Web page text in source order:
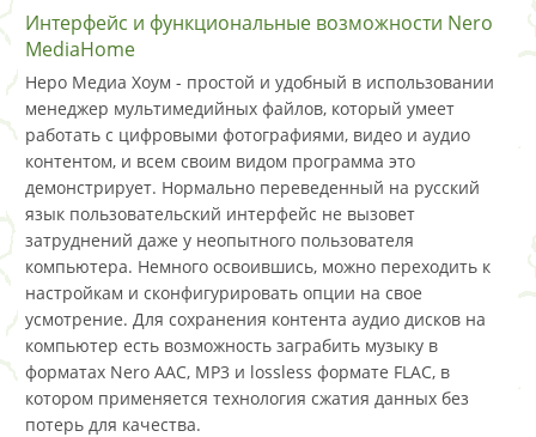
Интерфейс и функциональные возможности Nero
MediaHome
Неро Медиа Хоум - простой и удобный в использовании
менеджер мультимедийных файлов, который умеет
работать с цифровыми фотографиями, видео и аудио
контентом, и всем своим видом программа это
демонстрирует. Нормально переведенный на русский
язык пользовательский интерфейс не вызовет
затруднений даже у неопытного пользователя
компьютера. Немного освоившись, можно переходить к
настройкам и сконфигурировать опции на свое
усмотрение. Для сохранения контента аудио дисков на
компьютер есть возможность заграбить музыку в
форматах Nero AAC, MP3 и lossless формате FLAC, в
котором применяется технология сжатия данных без
потерь для качества.